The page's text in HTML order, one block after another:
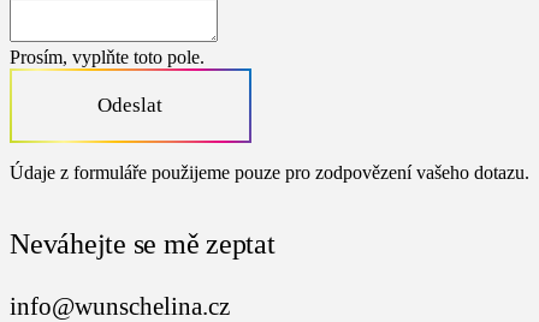
Prosím, vyplňte toto pole.
Odeslat
Údaje z formuláře použijeme pouze pro zodpovězení vašeho dotazu.
Neváhejte se mě zeptat
info@wunschelina.cz